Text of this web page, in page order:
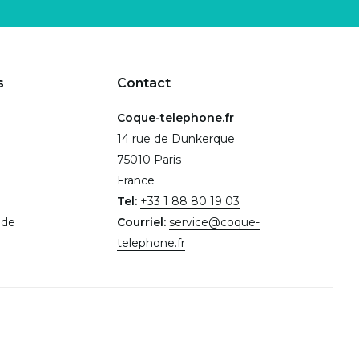
Contact
Coque-telephone.fr
14 rue de Dunkerque
75010 Paris
France
Tel: +33 1 88 80 19 03
Courriel: service@coque-
telephone.fr